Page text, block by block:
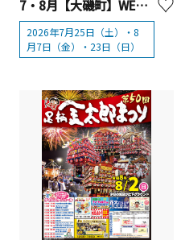
7・8月【大磯町】WEEKLY打ち上げ花火in大磯
2026年7月25日（土）・8
月7日（金）・23日（日）